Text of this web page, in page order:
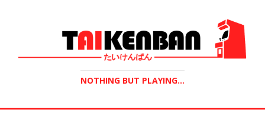
NOTHING BUT PLAYING...